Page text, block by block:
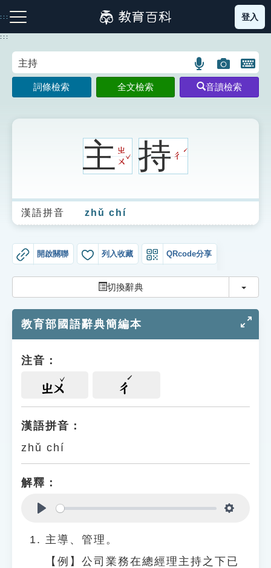
到
主
:::
注音索引圖示 筆畫索引圖示 部首索引表圖示
生字詞彙表
成語故事
索引選單
單字索引
遊戲專區
貓頭鷹博士
登入
:::
語
言
搜
圖
片
搜
開
鍵
圖
詞條檢索 全文檢索 音讀檢索
主ㄓ
ㄨ
ˇ持ㄔ
ˊ
漢語拼音 zhǔ chí
開啟關聯 列入收藏 QRcode分享
切換辭典 切換
教育部國語辭典簡編本
注音：
ㄓㄨ ㄔ
漢語拼音：
zhǔ chí
解釋：
主導、管理。
【例】公司業務在總經理主持之下已